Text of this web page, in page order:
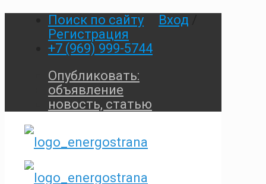
Поиск по сайту Вход
Регистрация
+7 (969) 999-5744
Опубликовать:
объявление
новость, статью